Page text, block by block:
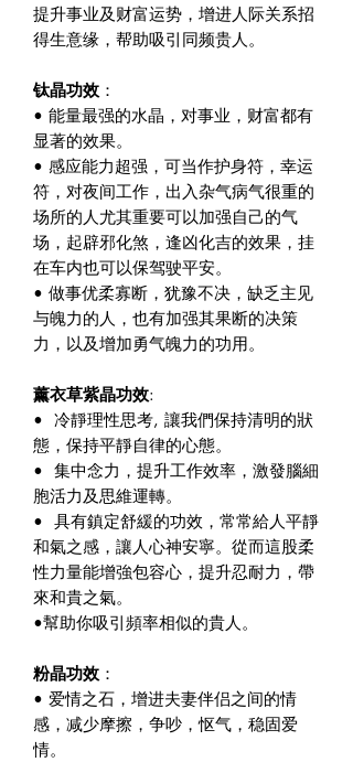
提升事业及财富运势，增进人际关系招
得生意缘，帮助吸引同频贵人。
钛晶功效 ：
• 能量最强的水晶，对事业，财富都有
显著的效果。
• 感应能力超强，可当作护身符，幸运
符，对夜间工作，出入杂气病气很重的
场所的人尤其重要可以加强自己的气
场，起辟邪化煞，逢凶化吉的效果，挂
在车内也可以保驾驶平安。
• 做事优柔寡断，犹豫不决，缺乏主见
与魄力的人，也有加强其果断的决策
力，以及增加勇气魄力的功用。
薰衣草紫晶功效:
• 冷靜理性思考, 讓我們保持清明的狀
態，保持平靜自律的心態。
• 集中念力，提升工作效率，激發腦細
胞活力及思維運轉。
• 具有鎮定舒緩的功效，常常給人平靜
和氣之感，讓人心神安寧。從而這股柔
性力量能增強包容心，提升忍耐力，帶
來和貴之氣。
•幫助你吸引頻率相似的貴人。
粉晶功效 ：
• 爱情之石，增进夫妻伴侣之间的情
感，减少摩擦，争吵，怄气，稳固爱
情。